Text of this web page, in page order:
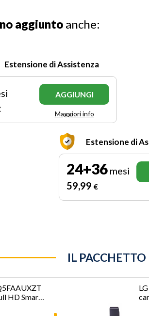
aggiunto anche:
Estensione di Assistenza
AGGIUNGI
Maggiori info
Estensione di
24+36 mesi
59,99 €
IL
HD Smart